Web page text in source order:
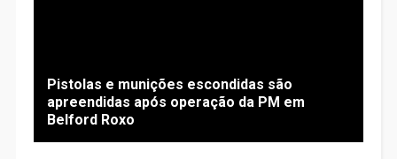
Pistolas e munições escondidas são
apreendidas após operação da PM em
Belford Roxo